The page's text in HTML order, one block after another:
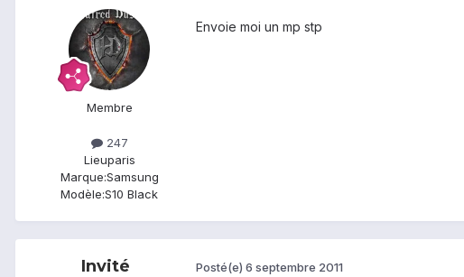
Membre
247
Lieuparis
Marque:Samsung
Modèle:S10 Black
Envoie moi un mp stp
Invité Posté(e) 6 septembre 2011